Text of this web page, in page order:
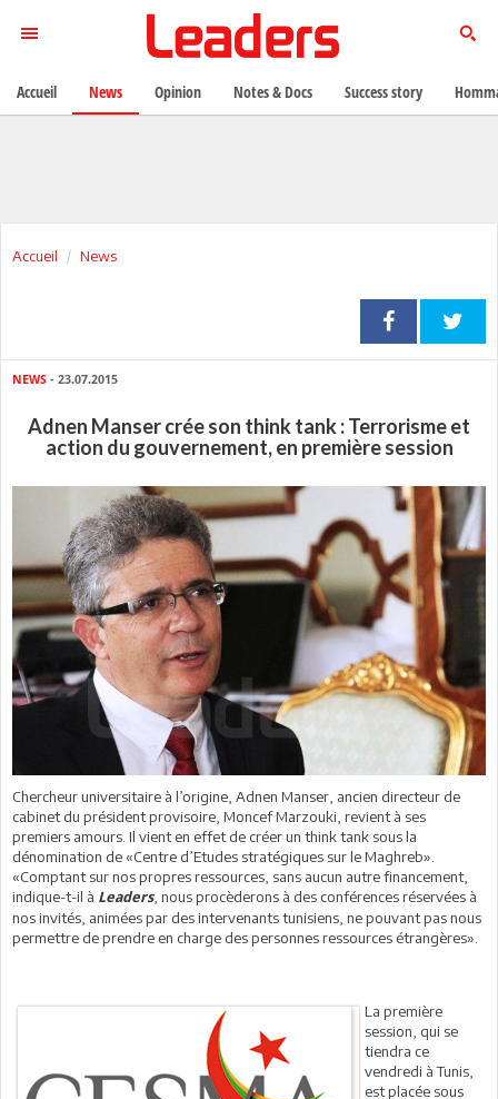
Accueil News
NEWS - 23.07.2015
Adnen Manser crée son think tank : Terrorisme et
action du gouvernement, en première session
Chercheur universitaire à l’origine, Adnen Manser, ancien directeur de
cabinet du président provisoire, Moncef Marzouki, revient à ses
premiers amours. Il vient en effet de créer un think tank sous la
dénomination de «Centre d’Etudes stratégiques sur le Maghreb».
«Comptant sur nos propres ressources, sans aucun autre financement,
indique-t-il à Leaders, nous procèderons à des conférences réservées à
nos invités, animées par des intervenants tunisiens, ne pouvant pas nous
permettre de prendre en charge des personnes ressources étrangères».
La première
session, qui se
tiendra ce
vendredi à Tunis,
est placée sous
Accueil News Opinion Notes & Docs Success story